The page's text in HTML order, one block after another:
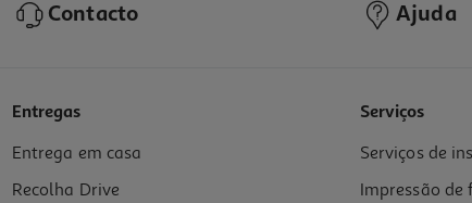
Contacto Ajuda
Entregas
Entrega em casa
Recolha Drive
Serviços
Serviços de
Impressão de